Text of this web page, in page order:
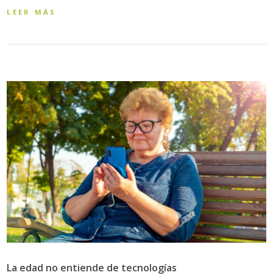
LEER MÁS
La edad no entiende de tecnologías